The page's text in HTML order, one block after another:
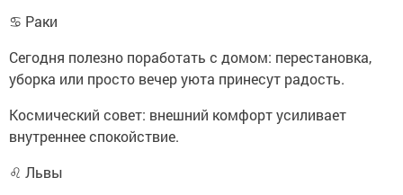
♋ Раки
Сегодня полезно поработать с домом: перестановка,
уборка или просто вечер уюта принесут радость.
Космический совет: внешний комфорт усиливает
внутреннее спокойствие.
♌ Львы